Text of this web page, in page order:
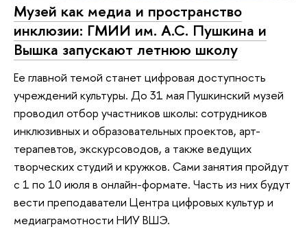
Музей как медиа и пространство
инклюзии: ГМИИ им. А.С. Пушкина и
Вышка запускают летнюю школу
Ее главной темой станет цифровая доступность
учреждений культуры. До 31 мая Пушкинский музей
проводил отбор участников школы: сотрудников
инклюзивных и образовательных проектов, арт-
терапевтов, экскурсоводов, а также ведущих
творческих студий и кружков. Сами занятия пройдут
с 1 по 10 июля в онлайн-формате. Часть из них будут
вести преподаватели Центра цифровых культур и
медиаграмотности НИУ ВШЭ.